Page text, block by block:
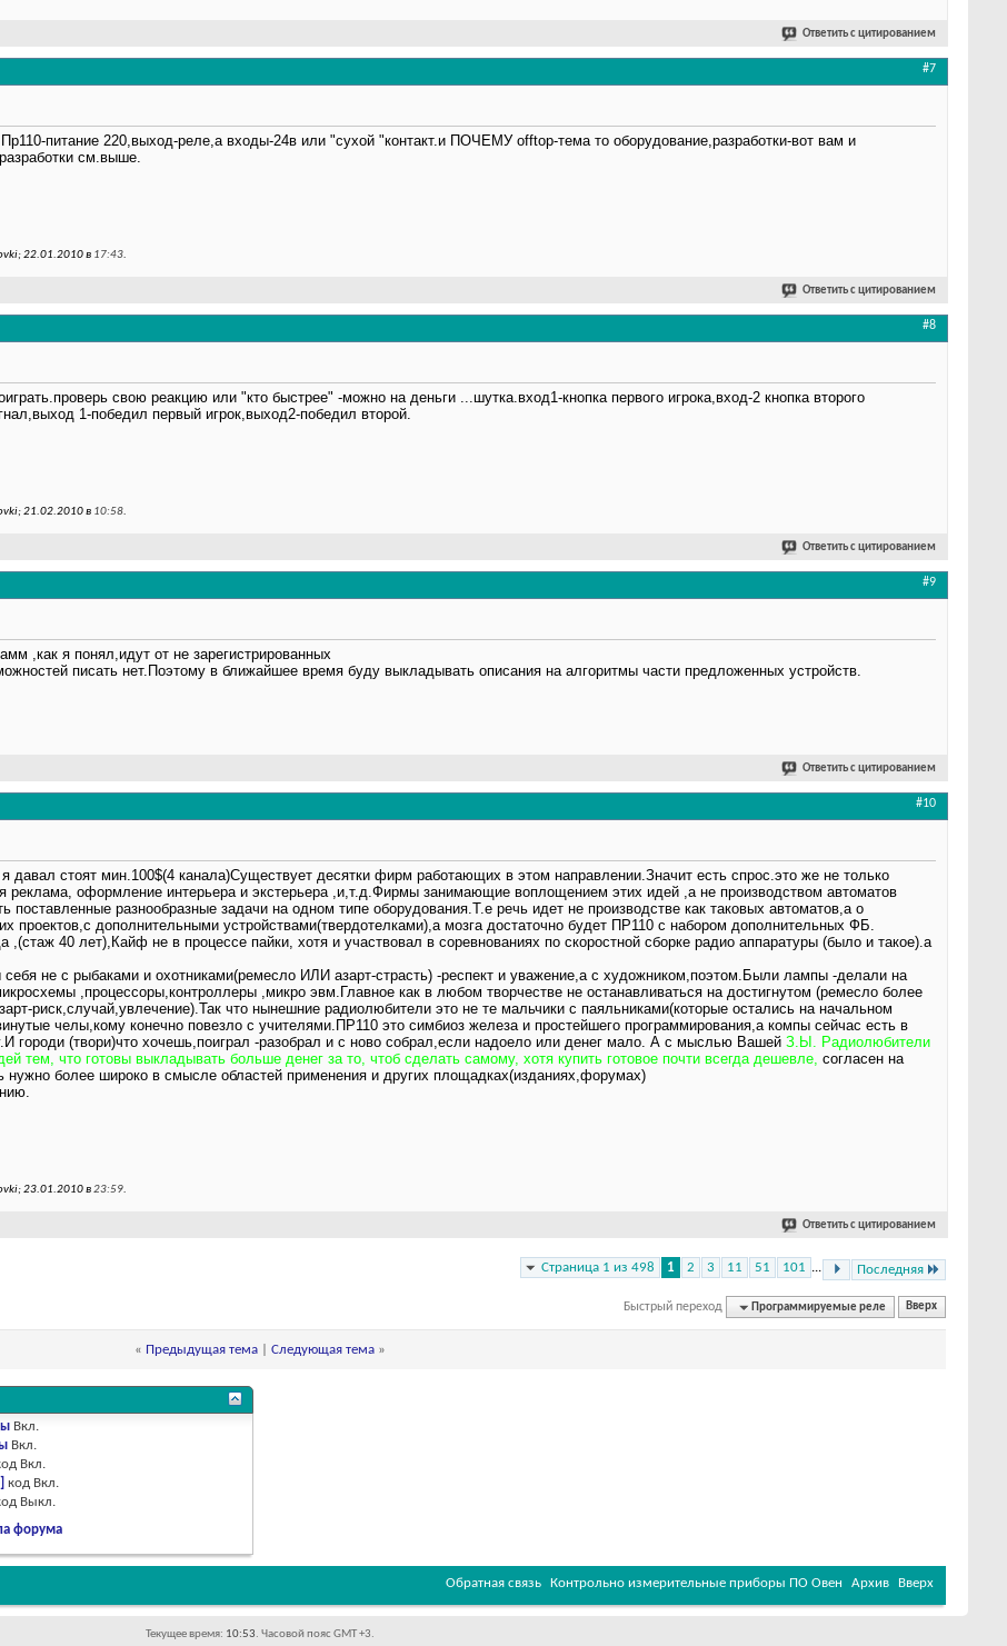
Ответить с цитированием
#7
питание 220,выход-реле,а входы-24в или "сухой "контакт.и ПОЧЕМУ offtop-тема то оборудование,разработки-вот вам и
см.выше.
22.01.2010 в 17:43.
Ответить с цитированием
#8
свою реакцию или "кто быстрее" -можно на деньги ...шутка.вход1-кнопка первого игрока,вход-2 кнопка второго
1-победил первый игрок,выход2-победил второй.
21.02.2010 в 10:58.
Ответить с цитированием
#9
,как я понял,идут от не зарегистрированных
писать нет.Поэтому в ближайшее время буду выкладывать описания на алгоритмы части предложенных устройств.
Ответить с цитированием
#10
давал стоят мин.100$(4 канала)Существует десятки фирм работающих в этом направлении.Значит есть спрос.это же не только
реклама, оформление интерьера и экстерьера ,и,т.д.Фирмы занимающие воплощением этих идей ,а не производством автоматов
поставленные разнообразные задачи на одном типе оборудования.Т.е речь идет не производстве как таковых автоматов,а о
проектов,с дополнительными устройствами(твердотелками),а мозга достаточно будет ПР110 с набором дополнительных ФБ.
,(стаж 40 лет),Кайф не в процессе пайки, хотя и участвовал в соревнованиях по скоростной сборке радио аппаратуры (было и такое).а
не с рыбаками и охотниками(ремесло ИЛИ азарт-страсть) -респект и уважение,а с художником,поэтом.Были лампы -делали на
,процессоры,контроллеры ,микро эвм.Главное как в любом творчестве не останавливаться на достигнутом (ремесло более
риск,случай,увлечение).Так что нынешние радиолюбители это не те мальчики с паяльниками(которые остались на начальном
челы,кому конечно повезло с учителями.ПР110 это симбиоз железа и простейшего программирования,а компы сейчас есть в
городи (твори)что хочешь,поиграл -разобрал и с ново собрал,если надоело или денег мало. А с мыслью Вашей З.Ы. Радиолюбители
тем, что готовы выкладывать больше денег за то, чтоб сделать самому, хотя купить готовое почти всегда дешевле, согласен на
нужно более широко в смысле областей применения и других площадках(изданиях,форумах)
23.01.2010 в23:59.
Ответить с цитированием
Страница 1 из 498 1 2 3 11 51 101 ... Последняя
Быстрый переход Программируемые реле Вверх
« Предыдущая тема Следующая тема »
Вкл.
Вкл.
Вкл.
код Вкл.
Выкл.
форума
Обратная связь Контрольно измерительные приборы ПО Овен Архив Вверх
Текущее время: 10:53. Часовой пояс GMT +3.